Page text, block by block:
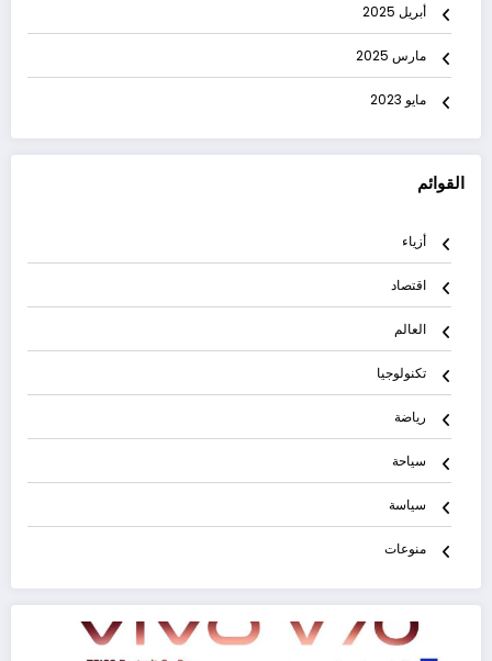
أبريل 2025
مارس 2025
مايو 2023
القوائم
أزياء
اقتصاد
العالم
تكنولوجيا
رياضة
سياحة
سياسة
منوعات